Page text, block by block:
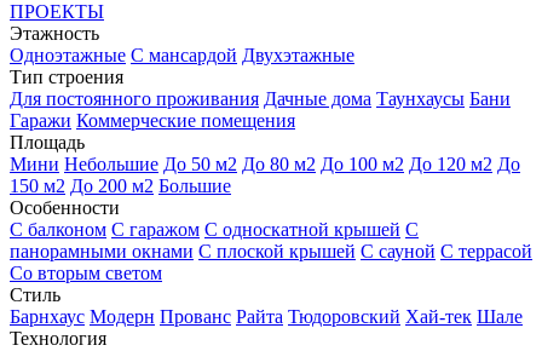
ПРОЕКТЫ
Этажность
Одноэтажные С мансардой Двухэтажные
Тип строения
Для постоянного проживания Дачные дома Таунхаусы Бани
Гаражи Коммерческие помещения
Площадь
Мини Небольшие До 50 м2 До 80 м2 До 100 м2 До 120 м2 До
150 м2 До 200 м2 Большие
Особенности
С балконом С гаражом С односкатной крышей С
панорамными окнами С плоской крышей С сауной С террасой
Со вторым светом
Стиль
Барнхаус Модерн Прованс Райта Тюдоровский Хай-тек Шале
Технология